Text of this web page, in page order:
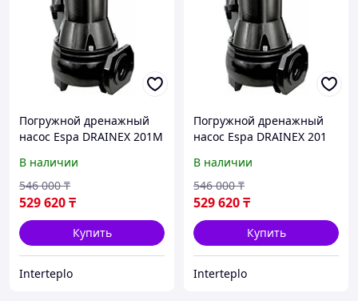
Погружной дренажный
насос Espa DRAINEX 201M
В наличии
529 620₸
546 000 ₸
Купить
Interteplo
Погружной дренажный
насос Espa DRAINEX 201
В наличии
529 620₸
546 000 ₸
Купить
Interteplo